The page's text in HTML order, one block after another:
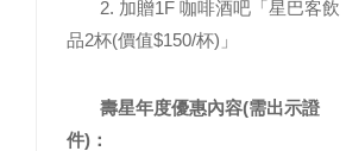
2. 加贈1F 咖啡酒吧「星巴客飲
品2杯(價值$150/杯)」
壽星年度優惠內容(需出示證
件)：